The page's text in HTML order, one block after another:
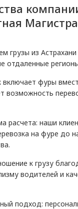
грузы из Астрахани
отдаленные
включает фуры
возможность
расчета: наши
на фуре до
к грузу
водителей и
подход: